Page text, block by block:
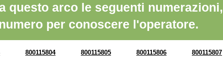
questo arco le seguenti numerazioni,
per conoscere l'operatore.
800115804 800115805 800115806 800115807